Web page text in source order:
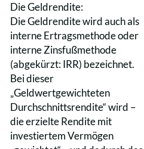
Die Geldrendite:
Die Geldrendite wird auch als
interne Ertragsmethode oder
interne Zinsfußmethode
(abgekürzt: IRR) bezeichnet.
Bei dieser
„Geldwertgewichteten
Durchschnittsrendite“ wird –
die erzielte Rendite mit
investiertem Vermögen